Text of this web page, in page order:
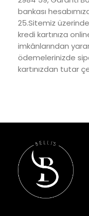
bankası
25.Sitemiz
kredi kartınıza
imkânlarından
ödemelerinizde
kartınızdan tutar